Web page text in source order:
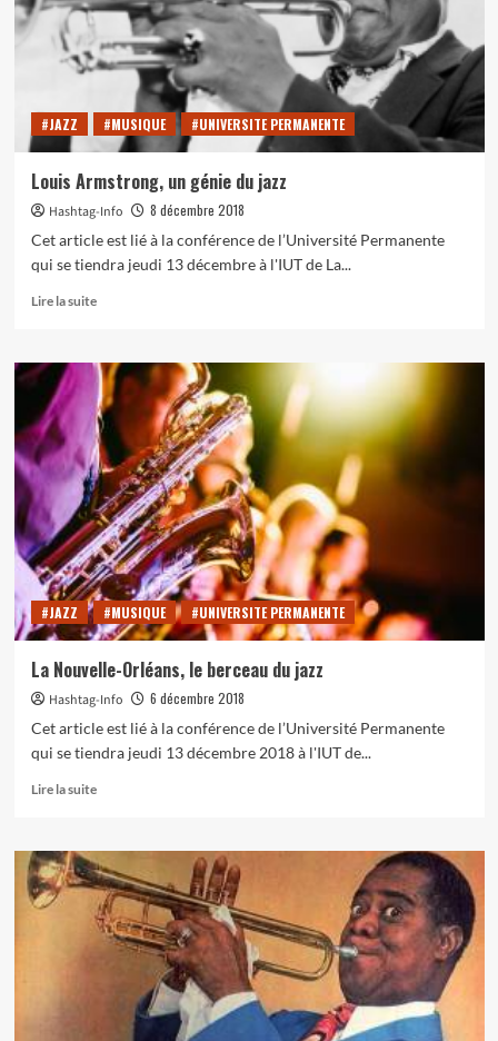
et
albums
mémorables
Armstrong…
#JAZZ #MUSIQUE #UNIVERSITE PERMANENTE
Louis Armstrong, un génie du jazz
Hashtag-Info
8 décembre 2018
Cet article est lié à la conférence de l’Université Permanente
qui se tiendra jeudi 13 décembre à l'IUT de La...
Lire la suiteEn
sur
Louis
Armstrong,
un
génie
du
jazz
#JAZZ #MUSIQUE #UNIVERSITE PERMANENTE
La Nouvelle-Orléans, le berceau du jazz
Hashtag-Info
6 décembre 2018
Cet article est lié à la conférence de l’Université Permanente
qui se tiendra jeudi 13 décembre 2018 à l'IUT de...
Lire la suiteEn
sur
La
Nouvelle-
Orléans,
le
berceau